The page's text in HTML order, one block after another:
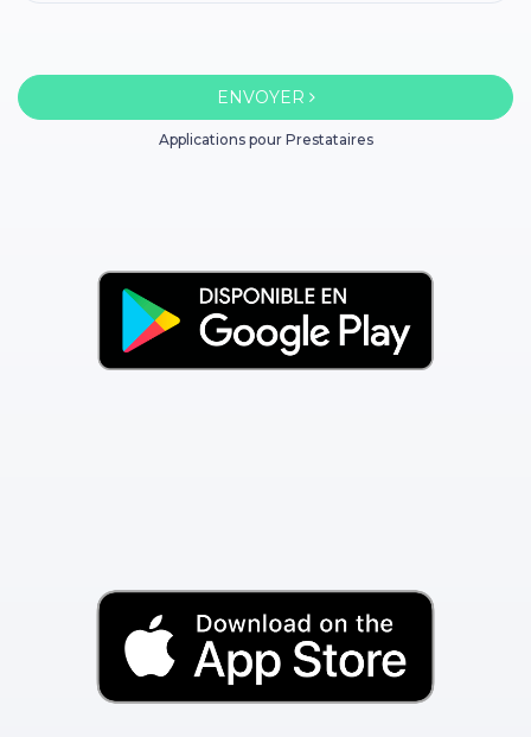
ENVOYER
Applications pour Prestataires